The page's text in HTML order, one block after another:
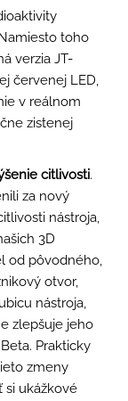
toho
verzia JT-
červenej LED,
v reálnom
zistenej
citlivosti.
za nový
nástroja,
3D
od pôvodného,
otvor,
nástroja,
zlepšuje jeho
Prakticky
zmeny
si ukážkové